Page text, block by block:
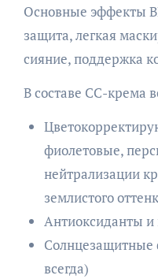
Основные эффекты
защита, легкая
сияние, поддержка
В составе CC-крема
фиолетовые,
нейтрализации
землистого
Антиоксиданты
Солнцезащитные
всегда)